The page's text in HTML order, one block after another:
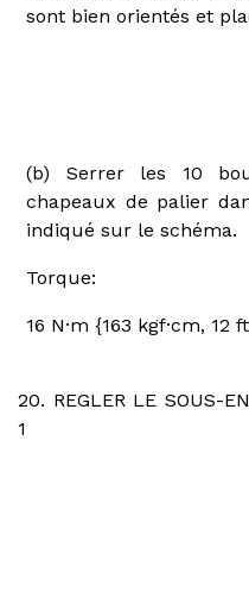
sont bien orientés et
(b) Serrer les 10
chapeaux de palier
indiqué sur le schéma.
Torque:
16 N·m {163 kgf·cm, 12
20. REGLER LE SOUS-
1